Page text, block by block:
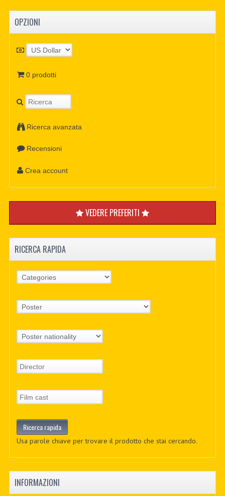
OPZIONI
0 prodotti
Ricerca avanzata
Recensioni
Crea account
VEDERE PREFERITI
RICERCA RAPIDA
Usa parole chiave per trovare il prodotto che stai cercando.
INFORMAZIONI